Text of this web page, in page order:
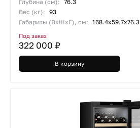
Глубина (см): 76.3
Вес (кг): 93
Габариты (ВхШхГ), см: 168.4х59.7х76.3
Под заказ
322 000 ₽
В корзину